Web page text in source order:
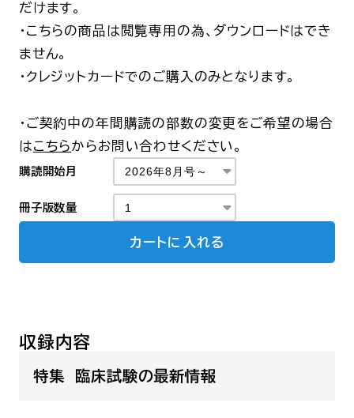
だけます。
・こちらの商品は閲覧専用の為、ダウンロードはでき
ません。
・クレジットカードでのご購入のみとなります。
・ご契約中の年間購読の部数の変更をご希望の場合
はこちらからお問い合わせください。
購読開始月
冊子版数量
カートに入れる
収録内容
特集 臨床試験の最新情報